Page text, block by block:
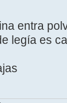
entra
legía es